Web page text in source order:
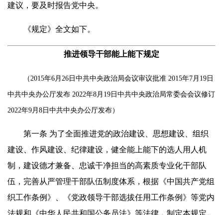
建议，要及时报告党中央。
《规定》全文如下。
推进领导干部能上能下规定
（2015年6月26日中共中央政治局会议审议批准 2015年7月19日
中共中央办公厅发布 2022年8月19日中共中央政治局常委会会议修订
2022年9月8日中共中央办公厅发布）
第一条 为了全面推进党的政治建设、思想建设、组织
建设、作风建设、纪律建设，健全能上能下的选人用人机
制，建设德才兼备、忠诚干净担当的高素质专业化干部队
伍，完善从严管理干部队伍制度体系，根据《中国共产党组
织工作条例》、《党政领导干部选拔任用工作条例》等党内
法规和《中华人民共和国公务员法》等法律，制定本规定。